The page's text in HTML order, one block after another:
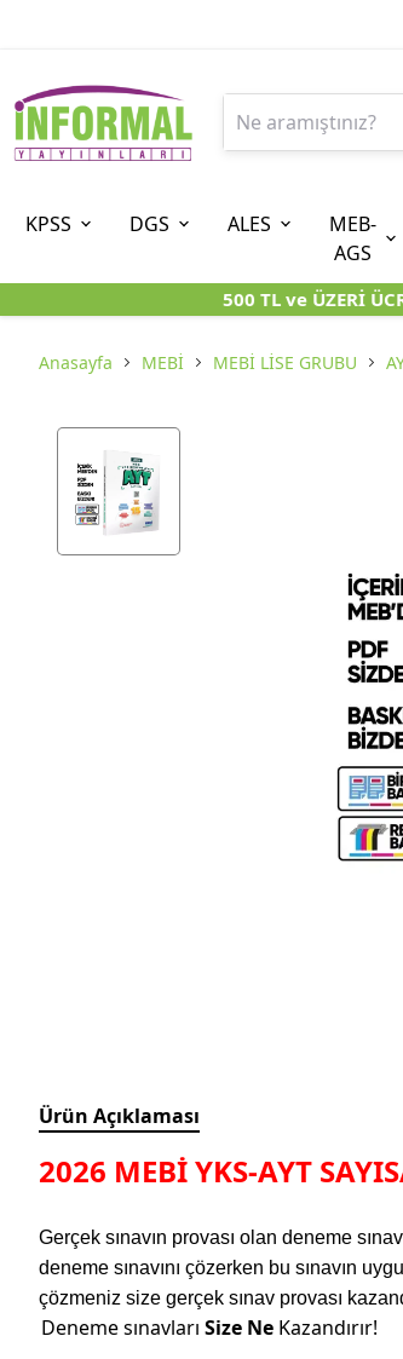
9. SINIF
ÖZGÜN ÜRÜNLER
10.
KPSS
ÖN LİSANS
KARA KUTU KİTAPLARI
DGS ALES
MEB-
AGS
8. SINIF (LGS-İOKBS)
KARA KUTU KİTAPLARI
500 TL ve ÜZERİ
Anasayfa MEBİ MEBİ LİSE GRUBU
Ürün Açıklaması
2026 MEBİ YKS-AYT
Gerçek sınavın provası olan deneme
deneme sınavını çözerken bu sınavın
çözmeniz size gerçek sınav provası
Deneme sınavları Size Ne Kazandırır!